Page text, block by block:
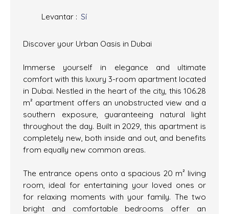
Levantar : Sí
Discover your Urban Oasis in Dubai
Immerse yourself in elegance and ultimate
comfort with this luxury 3-room apartment located
in Dubai. Nestled in the heart of the city, this 106.28
m² apartment offers an unobstructed view and a
southern exposure, guaranteeing natural light
throughout the day. Built in 2029, this apartment is
completely new, both inside and out, and benefits
from equally new common areas.
The entrance opens onto a spacious 20 m² living
room, ideal for entertaining your loved ones or
for relaxing moments with your family. The two
bright and comfortable bedrooms offer an